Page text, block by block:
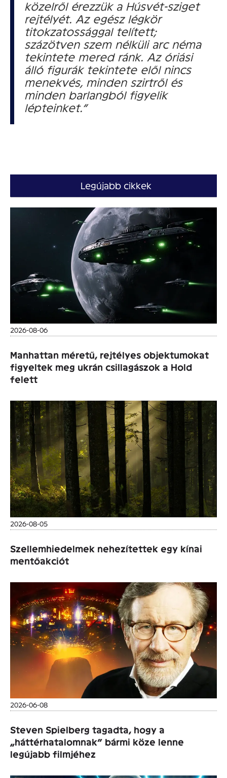
közelről érezzük a Húsvét-sziget
rejtélyét. Az egész légkör
titokzatossággal telített;
százötven szem nélküli arc néma
tekintete mered ránk. Az óriási
álló figurák tekintete elől nincs
menekvés, minden szirtről és
minden barlangból figyelik
lépteinket.”
Legújabb cikkek
2026-08-06
Manhattan méretű, rejtélyes objektumokat
figyeltek meg ukrán csillagászok a Hold
felett
2026-08-05
Szellemhiedelmek nehezítettek egy kínai
mentőakciót
2026-06-08
Steven Spielberg tagadta, hogy a
„háttérhatalomnak” bármi köze lenne
legújabb filmjéhez